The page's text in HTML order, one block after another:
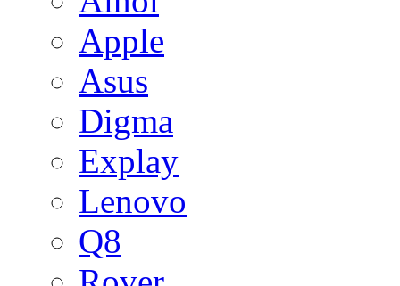
Apple
Asus
Digma
Explay
Lenovo
Q8